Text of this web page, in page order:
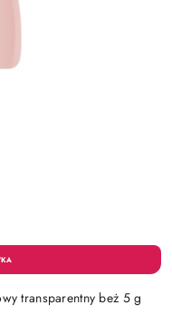
transparentny beż 5 g